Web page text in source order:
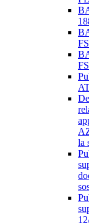
la